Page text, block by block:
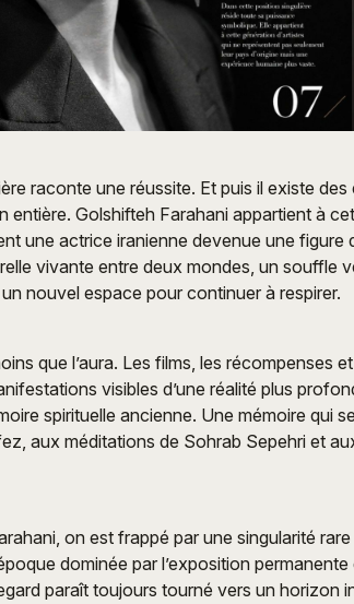
raconte une réussite. Et puis il existe
entière. Golshifteh Farahani appartient à
une actrice iranienne devenue une figure
vivante entre deux mondes, un souffle
nouvel espace pour continuer à respirer.
que l’aura. Les films, les récompenses
visibles d’une réalité plus
spirituelle ancienne. Une mémoire qui
aux méditations de Sohrab Sepehri et
on est frappé par une singularité
dominée par l’exposition
paraît toujours tourné vers un horizon